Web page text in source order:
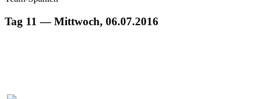
Tag 11 — Mittwoch, 06.07.2016